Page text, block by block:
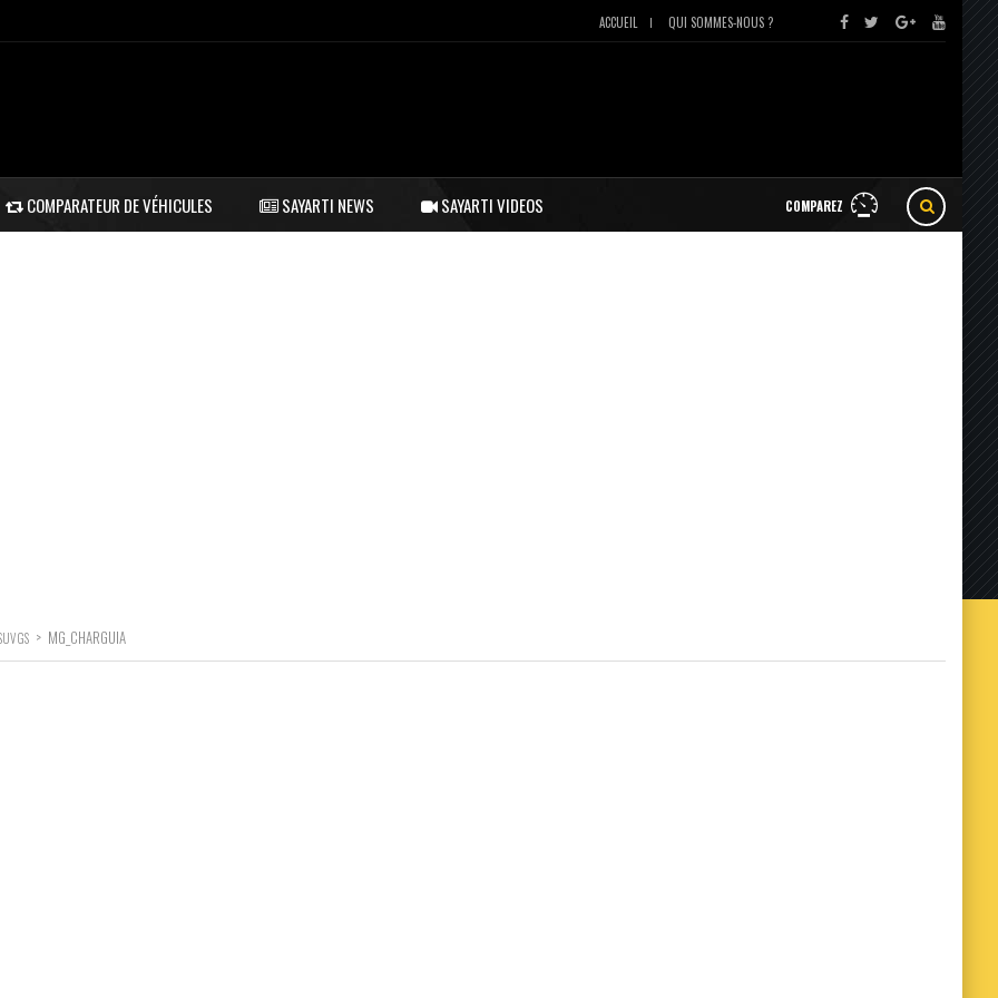
ACCUEIL QUI SOMMES-NOUS ?
COMPAREZ
COMPARATEUR DE VÉHICULES SAYARTI NEWS SAYARTI VIDEOS
GS > MG_CHARGUIA